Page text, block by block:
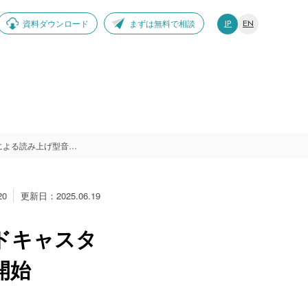
資料ダウンロード まずは無料で相談 JP EN
オトナル、理系人材の採用に特化したポッドキャスターによる読み上げ型音声広告プランを提供開始
更新日：2025.06.19
キャスタ
始